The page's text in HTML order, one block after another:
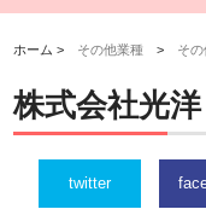
ホーム > その他業種 > そ
株式会社光洋
twitter